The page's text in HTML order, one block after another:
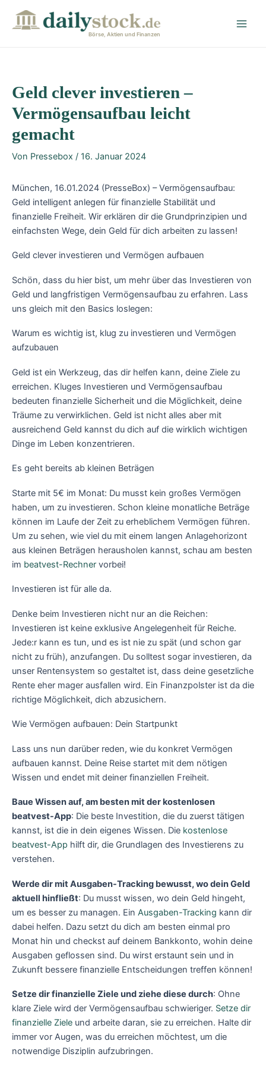
Börse, Aktien und Finanzen
Geld clever investieren –
Vermögensaufbau leicht
gemacht
Von Pressebox / 16. Januar 2024
München, 16.01.2024 (PresseBox) – Vermögensaufbau:
Geld intelligent anlegen für finanzielle Stabilität und
finanzielle Freiheit. Wir erklären dir die Grundprinzipien und
einfachsten Wege, dein Geld für dich arbeiten zu lassen!
Geld clever investieren und Vermögen aufbauen
Schön, dass du hier bist, um mehr über das Investieren von
Geld und langfristigen Vermögensaufbau zu erfahren. Lass
uns gleich mit den Basics loslegen:
Warum es wichtig ist, klug zu investieren und Vermögen
aufzubauen
Geld ist ein Werkzeug, das dir helfen kann, deine Ziele zu
erreichen. Kluges Investieren und Vermögensaufbau
bedeuten finanzielle Sicherheit und die Möglichkeit, deine
Träume zu verwirklichen. Geld ist nicht alles aber mit
ausreichend Geld kannst du dich auf die wirklich wichtigen
Dinge im Leben konzentrieren.
Es geht bereits ab kleinen Beträgen
Starte mit 5€ im Monat: Du musst kein großes Vermögen
haben, um zu investieren. Schon kleine monatliche Beträge
können im Laufe der Zeit zu erheblichem Vermögen führen.
Um zu sehen, wie viel du mit einem langen Anlagehorizont
aus kleinen Beträgen herausholen kannst, schau am besten
im beatvest-Rechner vorbei!
Investieren ist für alle da.
Denke beim Investieren nicht nur an die Reichen:
Investieren ist keine exklusive Angelegenheit für Reiche.
Jede:r kann es tun, und es ist nie zu spät (und schon gar
nicht zu früh), anzufangen. Du solltest sogar investieren, da
unser Rentensystem so gestaltet ist, dass deine gesetzliche
Rente eher mager ausfallen wird. Ein Finanzpolster ist da die
richtige Möglichkeit, dich abzusichern.
‍Wie Vermögen aufbauen: Dein Startpunkt
Lass uns nun darüber reden, wie du konkret Vermögen
aufbauen kannst. Deine Reise startet mit dem nötigen
Wissen und endet mit deiner finanziellen Freiheit.
Baue Wissen auf, am besten mit der kostenlosen
beatvest-App: Die beste Investition, die du zuerst tätigen
kannst, ist die in dein eigenes Wissen. Die kostenlose
beatvest-App hilft dir, die Grundlagen des Investierens zu
verstehen.
Werde dir mit Ausgaben-Tracking bewusst, wo dein Geld
aktuell hinfließt: Du musst wissen, wo dein Geld hingeht,
um es besser zu managen. Ein Ausgaben-Tracking kann dir
dabei helfen. Dazu setzt du dich am besten einmal pro
Monat hin und checkst auf deinem Bankkonto, wohin deine
Ausgaben geflossen sind. Du wirst erstaunt sein und in
Zukunft bessere finanzielle Entscheidungen treffen können!
Setze dir finanzielle Ziele und ziehe diese durch: Ohne
klare Ziele wird der Vermögensaufbau schwieriger. Setze dir
finanzielle Ziele und arbeite daran, sie zu erreichen. Halte dir
immer vor Augen, was du erreichen möchtest, um die
notwendige Disziplin aufzubringen.